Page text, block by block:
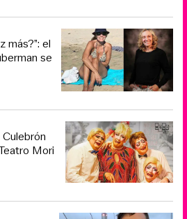
más?”: el
se
Culebrón
Mori